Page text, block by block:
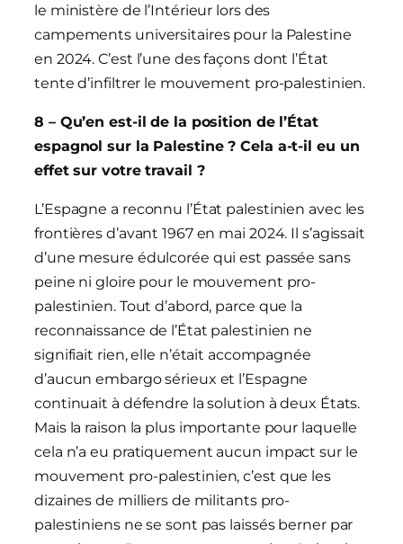
le ministère de l’Intérieur lors des
campements universitaires pour la Palestine
en 2024. C’est l’une des façons dont l’État
tente d’infiltrer le mouvement pro-palestinien.
8 – Qu’en est-il de la position de l’État
espagnol sur la Palestine ? Cela a-t-il eu un
effet sur votre travail ?
L’Espagne a reconnu l’État palestinien avec les
frontières d’avant 1967 en mai 2024. Il s’agissait
d’une mesure édulcorée qui est passée sans
peine ni gloire pour le mouvement pro-
palestinien. Tout d’abord, parce que la
reconnaissance de l’État palestinien ne
signifiait rien, elle n’était accompagnée
d’aucun embargo sérieux et l’Espagne
continuait à défendre la solution à deux États.
Mais la raison la plus importante pour laquelle
cela n’a eu pratiquement aucun impact sur le
mouvement pro-palestinien, c’est que les
dizaines de milliers de militants pro-
palestiniens ne se sont pas laissés berner par